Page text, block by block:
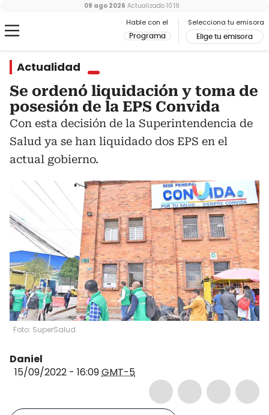
Hable con el
Programa
Selecciona tu emisora
Elige tu emisora
09 ago 2026 Actualizado 10:19
Actualidad
Se ordenó liquidación y toma de
posesión de la EPS Convida
Con esta decisión de la Superintendencia de
Salud ya se han liquidado dos EPS en el
actual gobierno.
Foto: SuperSalud.
Daniel
15/09/2022 - 16:09GMT-5